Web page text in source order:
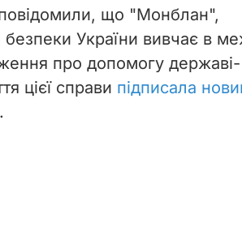
що "Монблан",
безпеки України вивчає в
про допомогу державі-
цієї справи підписала
.